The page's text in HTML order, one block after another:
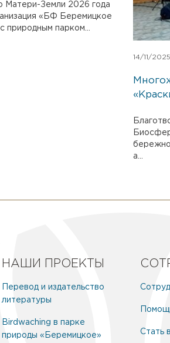
Матери-Земли 2026 года
«БФ Беремицкое
природным парком...
14/11/2025
а...
НАШИ ПРОЕКТЫ
Перевод и издательство
литературы
Birdwaching в парке
природы «Беремицкое»
Стать